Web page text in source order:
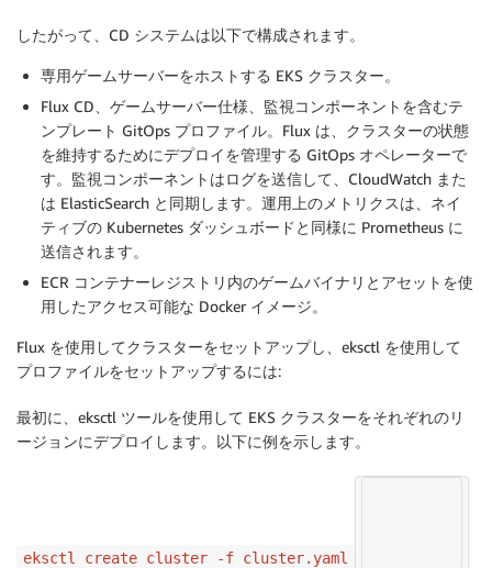
したがって、CD システムは以下で構成されます。
専用ゲームサーバーをホストする EKS クラスター。
Flux CD、ゲームサーバー仕様、監視コンポーネントを含むテ
ンプレート GitOps プロファイル。Flux は、クラスターの状態
を維持するためにデプロイを管理する GitOps オペレーターで
す。監視コンポーネントはログを送信して、CloudWatch また
は ElasticSearch と同期します。運用上のメトリクスは、ネイ
ティブの Kubernetes ダッシュボードと同様に Prometheus に
送信されます。
ECR コンテナーレジストリ内のゲームバイナリとアセットを使
用したアクセス可能な Docker イメージ。
Flux を使用してクラスターをセットアップし、eksctl を使用して
プロファイルをセットアップするには:
最初に、eksctl ツールを使用して EKS クラスターをそれぞれのリ
ージョンにデプロイします。以下に例を示します。
eksctl create cluster -f cluster.yaml